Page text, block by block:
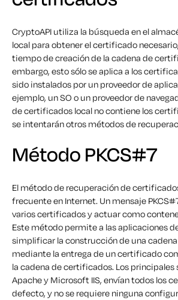
CryptoAPI utiliza la búsqueda en el
local para obtener el certificado
tiempo de creación de la cadena de
embargo, esto sólo se aplica a los
sido instalados por un proveedor de
ejemplo, un SO o un proveedor de
de certificados local no contiene los
se intentarán otros métodos de
Método PKCS#7
El método de recuperación de
frecuente en Internet. Un mensaje
varios certificados y actuar como
Este método permite a las aplicaciones
simplificar la construcción de una
mediante la entrega de un certificado
la cadena de certificados. Los principales
Apache y Microsoft IIS, envían todos los
defecto, y no se requiere ninguna